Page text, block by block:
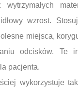
wzrost.
miejsca,
odcisków. Te
pacjenta.
wykorzystuje